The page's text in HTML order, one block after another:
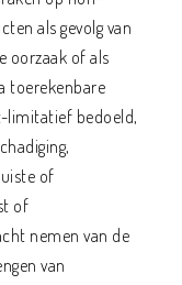
als gevolg van
oorzaak of als
toerekenbare
limitatief bedoeld,
of
of
nemen van de
van